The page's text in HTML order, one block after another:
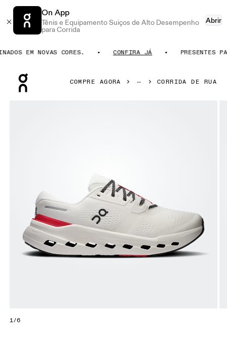
On App
Tênis e Equipamento Suiços de Alto Desempenho
para Corrida
Abrir
EM NOVAS CORES. CONFIRA JÁ PRESENTES
COMPRE AGORA CORRIDA DE RUA
1/6